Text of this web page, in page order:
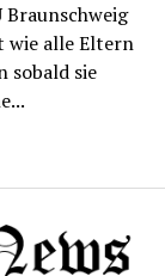
Braunschweig
wie alle Eltern
sobald sie